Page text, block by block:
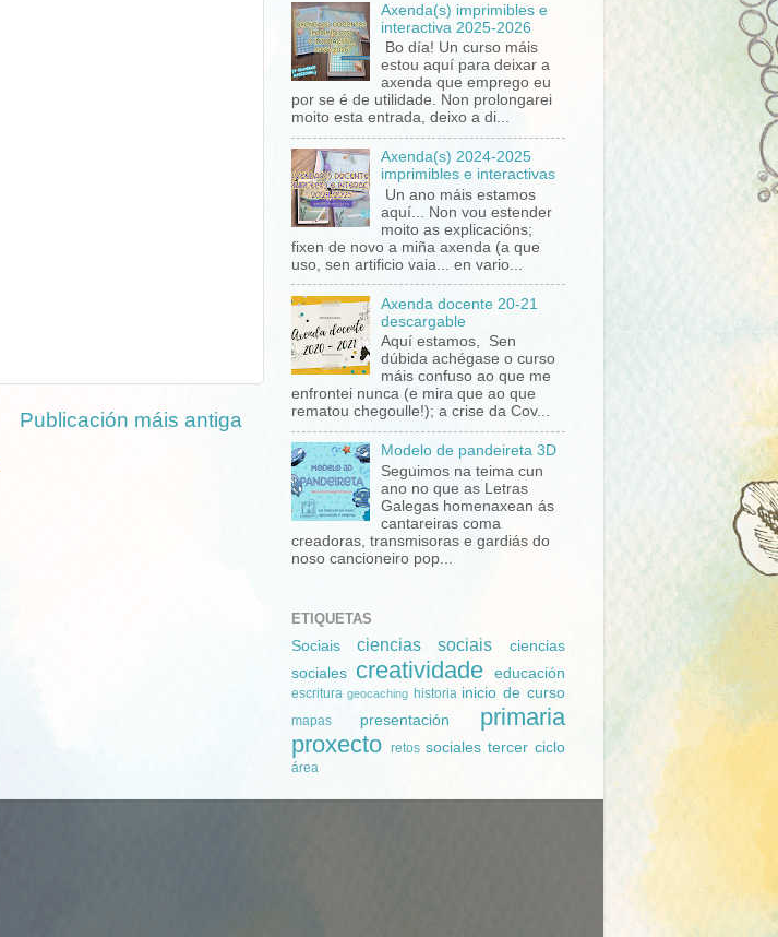
Publicación máis antiga
Axenda(s) imprimibles e
interactiva 2025-2026
Bo día! Un curso máis
estou aquí para deixar a
axenda que emprego eu
por se é de utilidade. Non prolongarei
moito esta entrada, deixo a di...
Axenda(s) 2024-2025
imprimibles e interactivas
Un ano máis estamos
aquí... Non vou estender
moito as explicacións;
fixen de novo a miña axenda (a que
uso, sen artificio vaia... en vario...
Axenda docente 20-21
descargable
Aquí estamos, Sen
dúbida achégase o curso
máis confuso ao que me
enfrontei nunca (e mira que ao que
rematou chegoulle!); a crise da Cov...
Modelo de pandeireta 3D
Seguimos na teima cun
ano no que as Letras
Galegas homenaxean ás
cantareiras coma
creadoras, transmisoras e gardiás do
noso cancioneiro pop...
ETIQUETAS
Sociais
ciencias sociais
ciencias
sociales
creatividade educación
escritura geocaching historia inicio de curso
mapas presentación
primaria
proxecto
retos sociales tercer ciclo
área